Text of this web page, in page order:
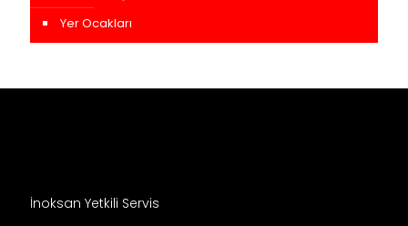
Yer Ocakları
İnoksan Yetkili Servis